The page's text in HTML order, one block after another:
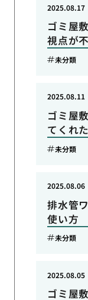
ゴミ屋
視点が
2025.08.17
未分類
ゴミ屋
てくれ
2025.08.11
未分類
排水管
使い方
2025.08.06
未分類
ゴミ屋
2025.08.05